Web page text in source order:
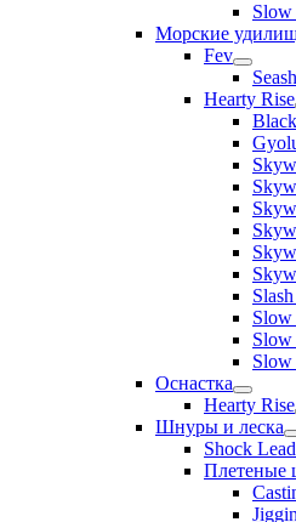
Морские
Fev
Hearty Rise
Оснастка
Hearty Rise
Шнуры и леска
Shock
Плетеные